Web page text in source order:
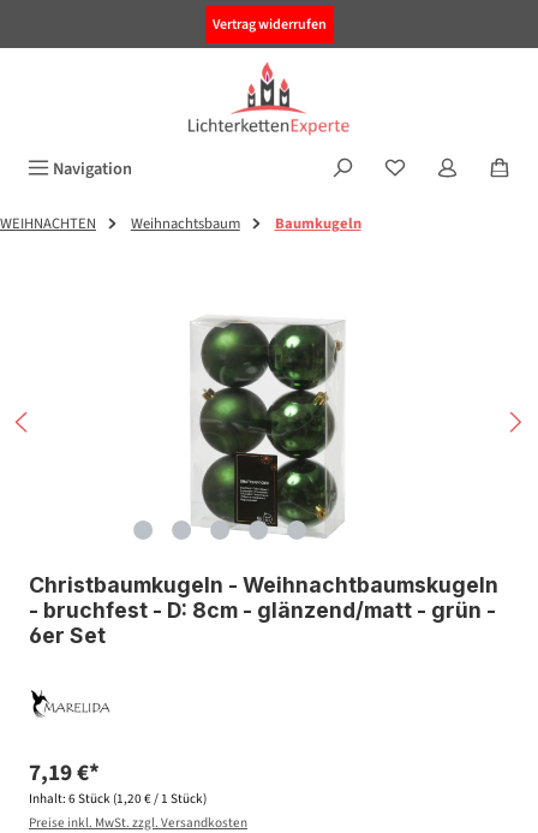
Vertrag widerrufen
Navigation
WEIHNACHTEN Weihnachtsbaum Baumkugeln
Christbaumkugeln - Weihnachtbaumskugeln
- bruchfest - D: 8cm - glänzend/matt - grün -
6er Set
7,19 €*
Inhalt: 6 Stück (1,20 € / 1 Stück)
Preise inkl. MwSt. zzgl. Versandkosten